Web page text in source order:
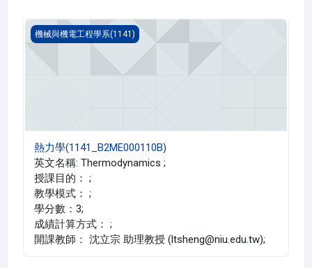
熱力學(1141_B2ME000110B)
機械與機電工程學系(1141)
熱力學(1141_B2ME000110B)
英文名稱: Thermodynamics ;
授課目的： ;
教學模式： ;
學分數：3;
成績計算方式： ;
開課教師： 沈立宗 助理教授 (ltsheng@niu.edu.tw);